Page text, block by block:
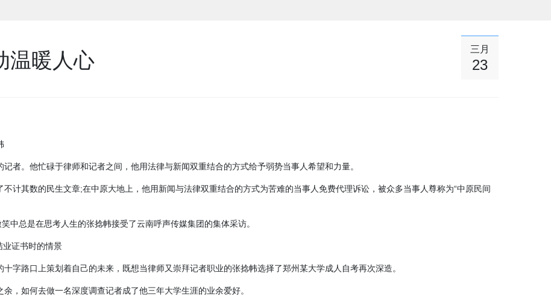
温暖人心 三月
23
者。他忙碌于律师和记者之间，他用法律与新闻双重结合的方式给予弱势当事人希望和力量。
计其数的民生文章;在中原大地上，他用新闻与法律双重结合的方式为苦难的当事人免费代理诉讼，被众多当事人尊称为“中原民间
中总是在思考人生的张捻帏接受了云南呼声传媒集团的集体采访。
业证书时的情景
字路口上策划着自己的未来，既想当律师又崇拜记者职业的张捻帏选择了郑州某大学成人自考再次深造。
，如何去做一名深度调查记者成了他三年大学生涯的业余爱好。